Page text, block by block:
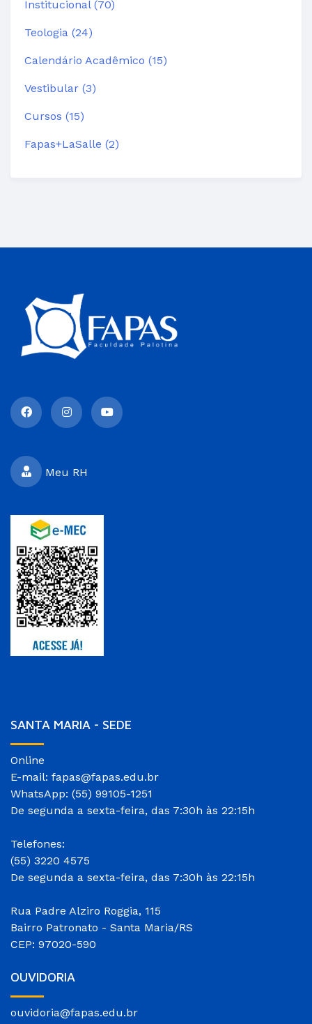
Institucional (70)
Teologia (24)
Calendário Acadêmico (15)
Vestibular (3)
Cursos (15)
Fapas+LaSalle (2)
Meu RH
SANTA MARIA - SEDE
Online
E-mail: fapas@fapas.edu.br
WhatsApp: (55) 99105-1251
De segunda a sexta-feira, das 7:30h às 22:15h
Telefones:
(55) 3220 4575
De segunda a sexta-feira, das 7:30h às 22:15h
Rua Padre Alziro Roggia, 115
Bairro Patronato - Santa Maria/RS
CEP: 97020-590
OUVIDORIA
ouvidoria@fapas.edu.br